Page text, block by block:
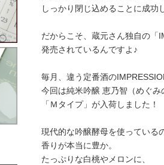
しっかり閉じ込めることに成功
だからこそ、蔵元さん独自の「
発売されているんですよ♪
毎月、違う定番酒の
今回は純米吟醸 恵乃智（めぐみ
「Ｍタイプ」が入荷しました！
現代的な吟醸酵母を使っている
香りが本当に豊か。
たっぷりな白桃やメロンに、